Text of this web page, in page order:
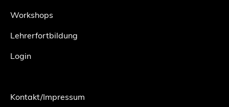
Workshops
Lehrerfortbildung
Login
Kontakt/Impressum